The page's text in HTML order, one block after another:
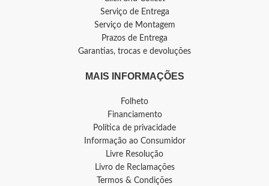
Serviço de Entrega
Serviço de Montagem
Prazos de Entrega
Garantias, trocas e devoluções
MAIS INFORMAÇÕES
Folheto
Financiamento
Política de privacidade
Informação ao Consumidor
Livre Resolução
Livro de Reclamações
Termos & Condições